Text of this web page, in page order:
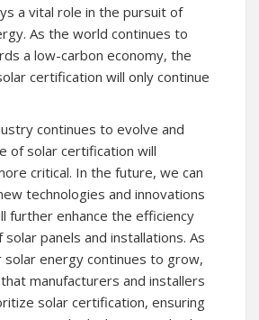
a vital role in the pursuit of
As the world continues to
a low-carbon economy, the
certification will only continue
continues to evolve and
of solar certification will
critical. In the future, we can
technologies and innovations
further enhance the efficiency
panels and installations. As
energy continues to grow,
manufacturers and installers
solar certification, ensuring